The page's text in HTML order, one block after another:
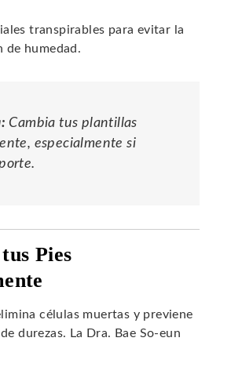
transpirables para evitar la
de humedad.
Cambia tus plantillas
especialmente si
Pies
células muertas y previene
durezas. La Dra. Bae So-eun